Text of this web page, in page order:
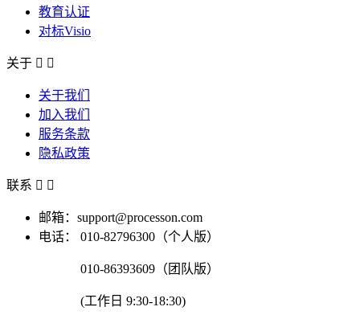
教育认证
对标Visio
关于  
关于我们
加入我们
服务条款
隐私政策
联系  
邮箱：support@processon.com
电话：
010-82796300（个人版）
010-86393609（团队版）
(工作日 9:30-18:30)